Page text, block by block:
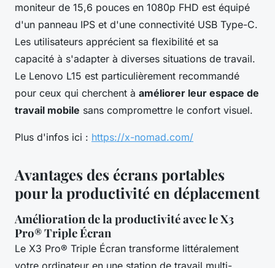
moniteur de 15,6 pouces en 1080p FHD est équipé
d'un panneau IPS et d'une connectivité USB Type-C.
Les utilisateurs apprécient sa flexibilité et sa
capacité à s'adapter à diverses situations de travail.
Le Lenovo L15 est particulièrement recommandé
pour ceux qui cherchent à améliorer leur espace de
travail mobile sans compromettre le confort visuel.
Plus d'infos ici : https://x-nomad.com/
Avantages des écrans portables
pour la productivité en déplacement
Amélioration de la productivité avec le X3
Pro® Triple Écran
Le X3 Pro® Triple Écran transforme littéralement
votre ordinateur en une station de travail multi-